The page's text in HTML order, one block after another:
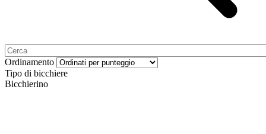
Ordinamento
Tipo di bicchiere
Bicchierino